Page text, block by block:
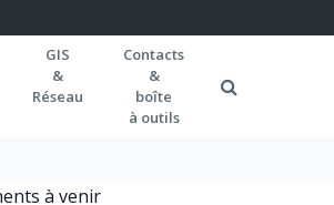
GIS
&
Réseau
Contacts
&
boîte
à outils
à venir